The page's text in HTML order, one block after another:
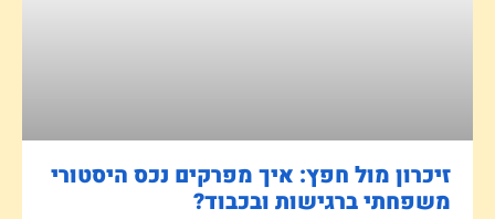
זיכרון מול חפץ: איך מפרקים נכס היסטורי
משפחתי ברגישות ובכבוד?